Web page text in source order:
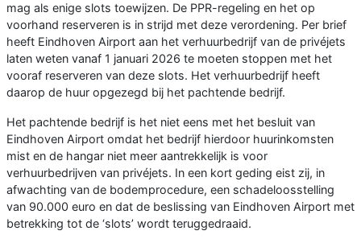
mag als enige slots toewijzen. De PPR-regeling en het op
voorhand reserveren is in strijd met deze verordening. Per brief
heeft Eindhoven Airport aan het verhuurbedrijf van de privéjets
laten weten vanaf 1 januari 2026 te moeten stoppen met het
vooraf reserveren van deze slots. Het verhuurbedrijf heeft
daarop de huur opgezegd bij het pachtende bedrijf.
Het pachtende bedrijf is het niet eens met het besluit van
Eindhoven Airport omdat het bedrijf hierdoor huurinkomsten
mist en de hangar niet meer aantrekkelijk is voor
verhuurbedrijven van privéjets. In een kort geding eist zij, in
afwachting van de bodemprocedure, een schadeloosstelling
van 90.000 euro en dat de beslissing van Eindhoven Airport met
betrekking tot de ‘slots’ wordt teruggedraaid.